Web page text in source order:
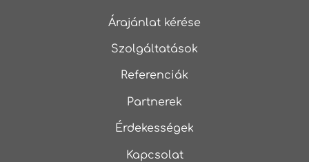
Árajánlat kérése
Szolgáltatások
Referenciák
Partnerek
Érdekességek
Kapcsolat